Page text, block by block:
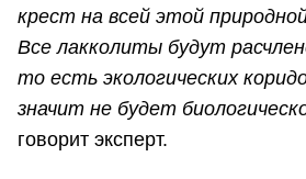
крест на всей этой
Все лакколиты будут
то есть экологических
значит не будет
говорит эксперт.